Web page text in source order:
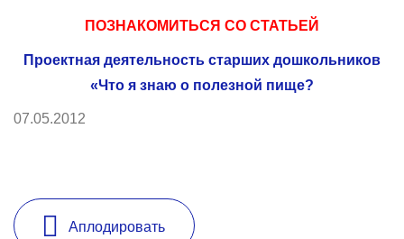
ПОЗНАКОМИТЬСЯ СО СТАТЬЕЙ
Проектная деятельность старших дошкольников
«Что я знаю о полезной пище?
07.05.2012
Аплодировать